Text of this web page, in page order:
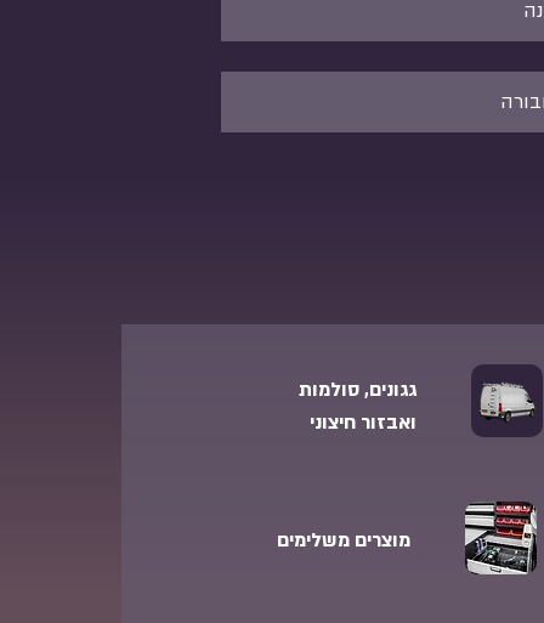
גגונים, סולמות
ואבזור חיצוני
מוצרים משלימים